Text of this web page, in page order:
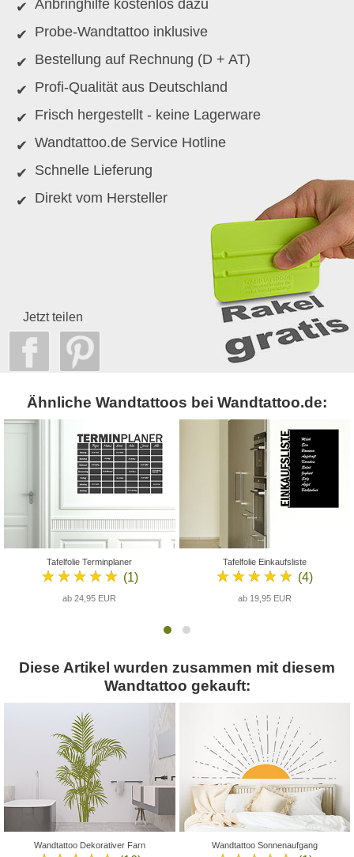
Anbringhilfe kostenlos dazu
Probe-Wandtattoo inklusive
Bestellung auf Rechnung (D + AT)
Profi-Qualität aus Deutschland
Frisch hergestellt - keine Lagerware
Wandtattoo.de Service Hotline
Schnelle Lieferung
Direkt vom Hersteller
Jetzt teilen
Ähnliche Wandtattoos bei Wandtattoo.de:
Tafelfolie Terminplaner
★★★★★ (1)
ab 24,95 EUR
Tafelfolie Einkaufsliste
★★★★★ (4)
ab 19,95 EUR
Diese Artikel wurden zusammen mit diesem
Wandtattoo gekauft:
Wandtattoo Dekorativer Farn Wandtattoo Sonnenaufgang